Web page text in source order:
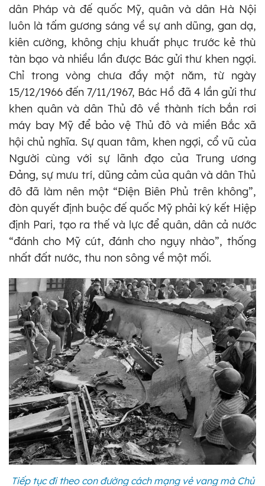
dân Pháp và đế quốc Mỹ, quân và dân Hà Nội
luôn là tấm gương sáng về sự anh dũng, gan dạ,
kiên cường, không chịu khuất phục trước kẻ thù
tàn bạo và nhiều lần được Bác gửi thư khen ngợi.
Chỉ trong vòng chưa đầy một năm, từ ngày
15/12/1966 đến 7/11/1967, Bác Hồ đã 4 lần gửi thư
khen quân và dân Thủ đô về thành tích bắn rơi
máy bay Mỹ để bảo vệ Thủ đô và miền Bắc xã
hội chủ nghĩa. Sự quan tâm, khen ngợi, cổ vũ của
Người cùng với sự lãnh đạo của Trung ương
Đảng, sự mưu trí, dũng cảm của quân và dân Thủ
đô đã làm nên một “Điện Biên Phủ trên không”,
đòn quyết định buộc đế quốc Mỹ phải ký kết Hiệp
định Pari, tạo ra thế và lực để quân, dân cả nước
“đánh cho Mỹ cút, đánh cho ngụy nhào”, thống
nhất đất nước, thu non sông về một mối.
Tiếp tục đi theo con đường cách mạng vẻ vang mà Chủ